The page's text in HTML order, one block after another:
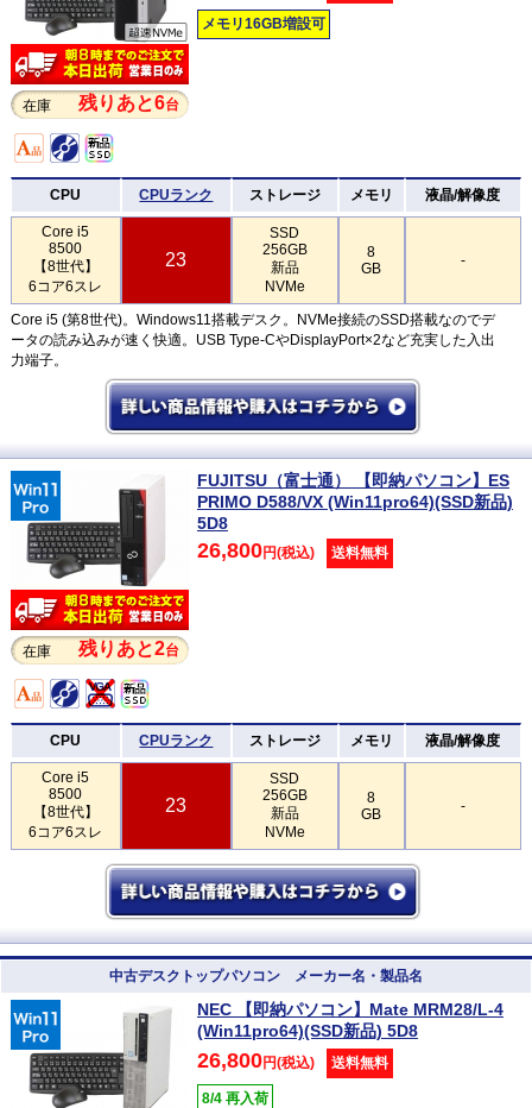
在庫 残りあと6台
メモリ16GB増設可
CPU CPUランク ストレージ メモリ 液晶/解像度
Core i5
8500
【8世代】
6コア6スレ
23
SSD
256GB
新品
NVMe
8
GB
-
Core i5 (第8世代)。Windows11搭載デスク。NVMe接続のSSD搭載なのでデ
ータの読み込みが速く快適。USB Type-CやDisplayPort×2など充実した入出
力端子。
在庫 残りあと2台
FUJITSU（富士通） 【即納パソコン】ES
PRIMO D588/VX (Win11pro64)(SSD新品)
5D8
26,800円(税込) 送料無料
CPU CPUランク ストレージ メモリ 液晶/解像度
Core i5
8500
【8世代】
6コア6スレ
23
SSD
256GB
新品
NVMe
8
GB
-
中古デスクトップパソコン メーカー名・製品名
NEC 【即納パソコン】Mate MRM28/L-4
(Win11pro64)(SSD新品) 5D8
26,800円(税込) 送料無料
8/4 再入荷